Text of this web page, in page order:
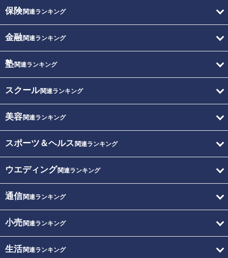
保険関連ランキング
金融関連ランキング
塾関連ランキング
スクール関連ランキング
美容関連ランキング
スポーツ＆ヘルス 関連ランキング
ウエディング関連ランキング
通信関連ランキング
小売関連ランキング
生活関連ランキング